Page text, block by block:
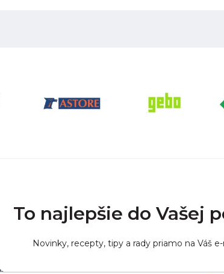
To najlepšie do Vašej
Novinky, recepty, tipy a rady priamo na Váš